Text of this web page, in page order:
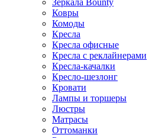
Зеркала Bounty
Ковры
Комоды
Кресла
Кресла офисные
Кресла с реклайнерами
Кресла-качалки
Кресло-шезлонг
Кровати
Лампы и торшеры
Люстры
Матрасы
Оттоманки